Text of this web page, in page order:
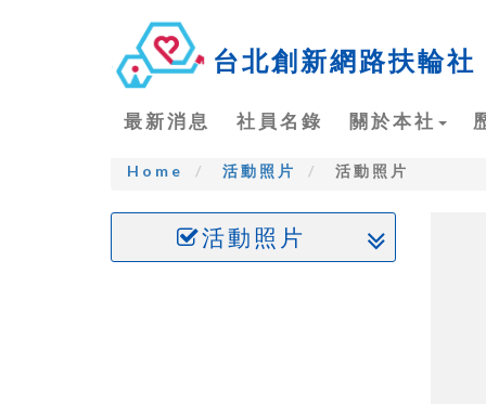
台北創新網路扶輪社
最新消息 社員名錄 關於本社
Home 活動照片 活動照片
活動照片